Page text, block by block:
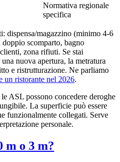
Normativa regionale
specifica
dispensa/magazzino (minimo 4-6
scomparto, bagno
zona rifiuti. Se stai
nuova apertura, la metratura
e ristrutturazione. Ne parliamo
un ristorante nel 2026.
ASL possono concedere deroghe
La superficie può essere
funzionalmente collegati. Serve
personale.
m o 3 m?